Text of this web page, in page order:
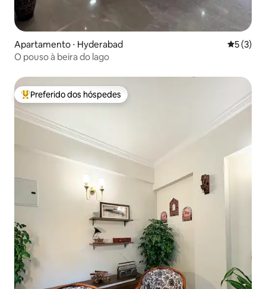
Apartamento ⋅ Hyderabad 5 de
5 (3)
O pouso à beira do lago
Entre os melhores preferidos dos hóspedes
Preferido dos hóspedes